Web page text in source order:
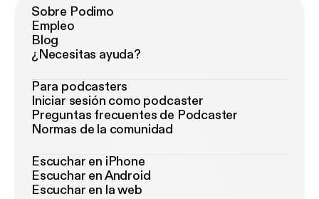
Sobre Podimo
Empleo
Blog
¿Necesitas ayuda?
Para podcasters
Iniciar sesión como podcaster
Preguntas frecuentes de Podcaster
Normas de la comunidad
Escuchar en iPhone
Escuchar en Android
Escuchar en la web